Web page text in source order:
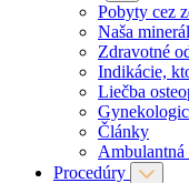
Pobyty cez
Naša
Zdravotné
Indikácie,
Liečba
Články
Procedúry